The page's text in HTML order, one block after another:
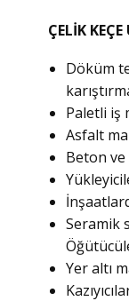
ÇELİK
Döküm
Paletli iş
Asfalt
Beton ve
Seramik
Yer altı